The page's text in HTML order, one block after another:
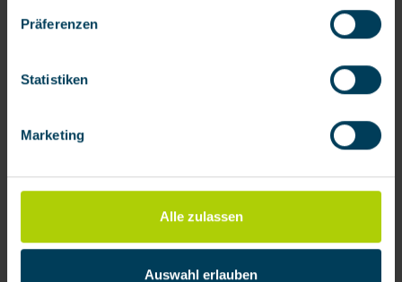
erteilen Sie Ihre Einwilligung auch in die Weitergabe über
Ihr Verhalten in unserem Shop an unseren Partner, die
Deutschland), die diese Daten Ihnen nicht persönlich
zuordnen kann, sie aber zu eigenen Zwecken (z.B.
verarbeiten darf.
Präferenzen
Statistiken
Marketing
Alle zulassen
Auswahl erlauben
417,69 € / Stück